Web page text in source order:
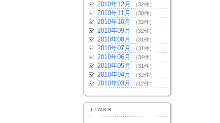
2010年12月 （32件）
2010年11月 （30件）
2010年10月 （32件）
2010年09月 （32件）
2010年08月 （31件）
2010年07月 （31件）
2010年06月 （34件）
2010年05月 （31件）
2010年04月 （32件）
2010年03月 （12件）
LINKS